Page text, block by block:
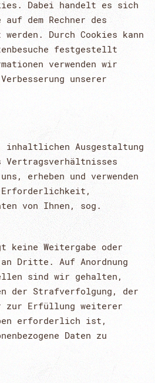
Dabei handelt es sich
dem Rechner des
Durch Cookies kann
festgestellt
verwenden wir
unserer
inhaltlichen Ausgestaltung
Vertragsverhältnisses
erheben und verwenden
Erforderlichkeit,
von Ihnen, sog.
Weitergabe oder
Dritte. Auf Anordnung
sind wir gehalten,
der Strafverfolgung, der
zur Erfüllung weiterer
erforderlich ist,
Daten zu